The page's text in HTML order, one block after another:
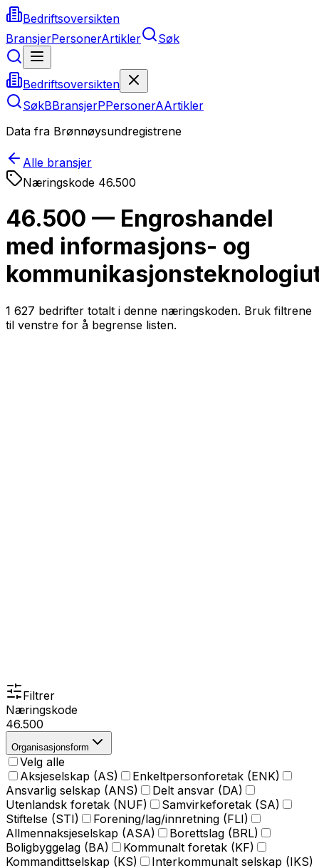
Bedriftsoversikten
BransjerPersonerArtikler Søk
Bedriftsoversikten
SøkBBransjerPPersonerAArtikler
Data fra Brønnøysundregistrene
Alle bransjer
Næringskode 46.500
46.500 — Engroshandel
med informasjons- og
1 627 bedrifter totalt i denne næringskoden. Bruk filtrene
til venstre for å begrense listen.
Filtrer
Næringskode
46.500
Organisasjonsform
Velg alle
Aksjeselskap (AS)
Enkeltpersonforetak (ENK)
Ansvarlig selskap (ANS)
Delt ansvar (DA)
Utenlandsk foretak (NUF)
Samvirkeforetak (SA)
Stiftelse (STI)
Forening/lag/innretning (FLI)
Allmennaksjeselskap (ASA)
Borettslag (BRL)
Boligbyggelag (BA)
Kommunalt foretak (KF)
Kommandittselskap (KS)
Interkommunalt selskap (IKS)